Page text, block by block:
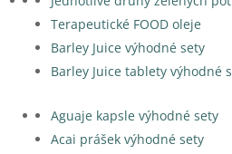
Terapeutické FOOD oleje
Barley Juice výhodné sety
Barley Juice tablety výhodné
Aguaje kapsle výhodné sety
Acai prášek výhodné sety